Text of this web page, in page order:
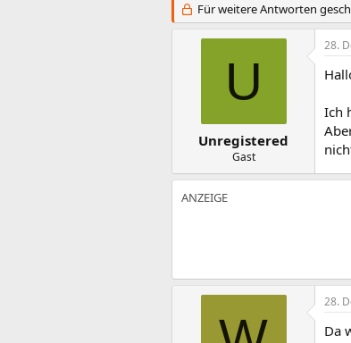
s
t
s
t
e
m
Für weitere Antworten
U
Unregistered
Gast
28.
Ich
28.
Da